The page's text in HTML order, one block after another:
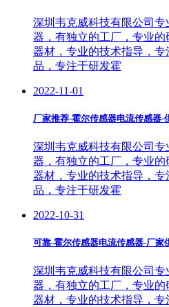
深圳韦克威科技有限公司
器，有独立的工厂，专业
器材，专业的技术指导，
品，专注于研发霍
2022-11-01
厂家推荐-霍尔传感器电流传感器-
深圳韦克威科技有限公司
器，有独立的工厂，专业
器材，专业的技术指导，
品，专注于研发霍
2022-10-31
可靠-霍尔传感器电流传感器-厂家
深圳韦克威科技有限公司
器，有独立的工厂，专业
器材，专业的技术指导，